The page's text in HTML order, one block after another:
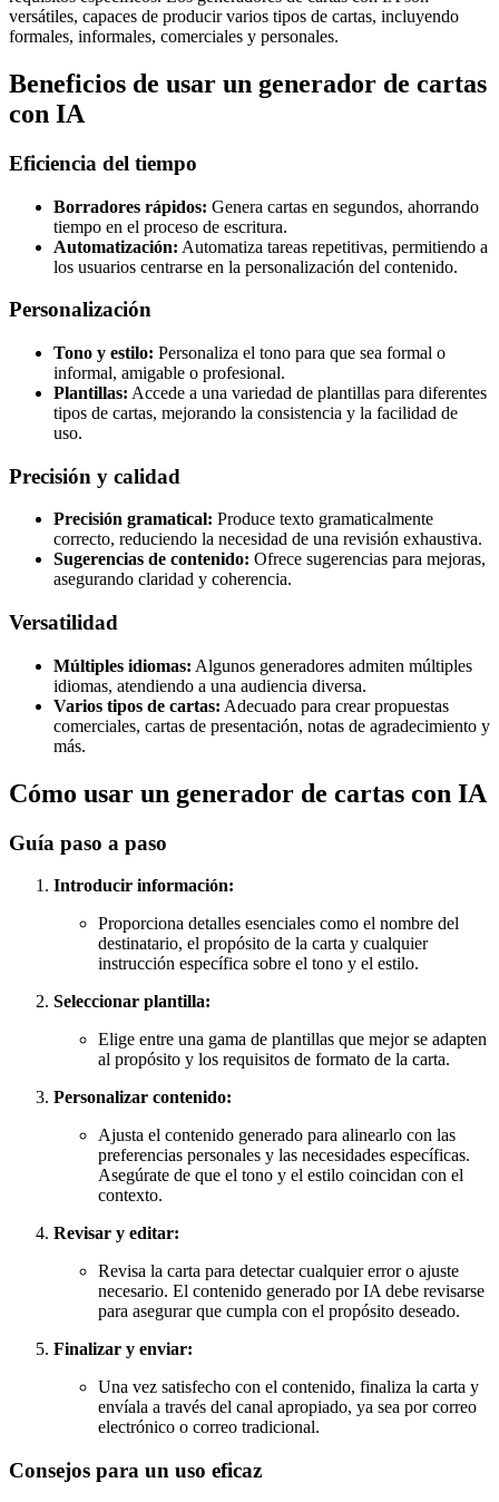
versátiles, capaces de producir varios tipos de cartas, incluyendo
formales, informales, comerciales y personales.
Beneficios de usar un generador de cartas
con IA
Eficiencia del tiempo
Borradores rápidos: Genera cartas en segundos, ahorrando
tiempo en el proceso de escritura.
Automatización: Automatiza tareas repetitivas, permitiendo a
los usuarios centrarse en la personalización del contenido.
Personalización
Tono y estilo: Personaliza el tono para que sea formal o
informal, amigable o profesional.
Plantillas: Accede a una variedad de plantillas para diferentes
tipos de cartas, mejorando la consistencia y la facilidad de
uso.
Precisión y calidad
Precisión gramatical: Produce texto gramaticalmente
correcto, reduciendo la necesidad de una revisión exhaustiva.
Sugerencias de contenido: Ofrece sugerencias para mejoras,
asegurando claridad y coherencia.
Versatilidad
Múltiples idiomas: Algunos generadores admiten múltiples
idiomas, atendiendo a una audiencia diversa.
Varios tipos de cartas: Adecuado para crear propuestas
comerciales, cartas de presentación, notas de agradecimiento y
más.
Cómo usar un generador de cartas con IA
Guía paso a paso
Introducir información:
Proporciona detalles esenciales como el nombre del
destinatario, el propósito de la carta y cualquier
instrucción específica sobre el tono y el estilo.
Seleccionar plantilla:
Elige entre una gama de plantillas que mejor se adapten
al propósito y los requisitos de formato de la carta.
Personalizar contenido:
Ajusta el contenido generado para alinearlo con las
preferencias personales y las necesidades específicas.
Asegúrate de que el tono y el estilo coincidan con el
contexto.
Revisar y editar:
Revisa la carta para detectar cualquier error o ajuste
necesario. El contenido generado por IA debe revisarse
para asegurar que cumpla con el propósito deseado.
Finalizar y enviar:
Una vez satisfecho con el contenido, finaliza la carta y
envíala a través del canal apropiado, ya sea por correo
electrónico o correo tradicional.
Consejos para un uso eficaz